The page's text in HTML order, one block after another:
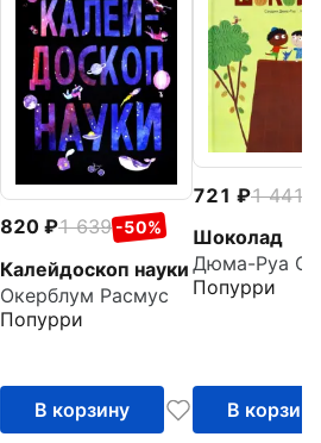
820 1 639 -50%
Калейдоскоп науки
Окерблум Расмус
Попурри
В корзину
721 1 441
Шоколад
Дюма-Руа
Попурри
В корзину